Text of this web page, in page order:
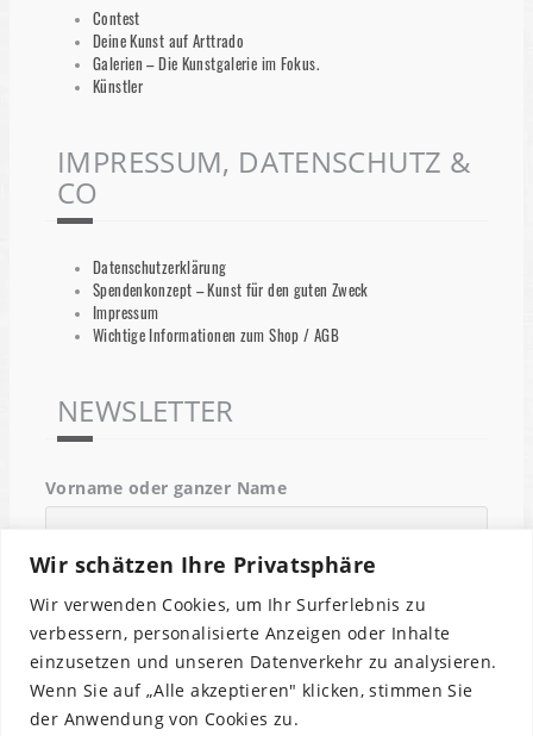
Wir schätzen Ihre Privatsphäre
Wir verwenden Cookies, um Ihr Surferlebnis zu
verbessern, personalisierte Anzeigen oder Inhalte
einzusetzen und unseren Datenverkehr zu analysieren.
Wenn Sie auf „Alle akzeptieren" klicken, stimmen Sie
der Anwendung von Cookies zu.
Contest
Deine Kunst auf Arttrado
Galerien – Die Kunstgalerie im Fokus.
Künstler
IMPRESSUM, DATENSCHUTZ &
CO
Datenschutzerklärung
Spendenkonzept – Kunst für den guten Zweck
Impressum
Wichtige Informationen zum Shop / AGB
NEWSLETTER
Vorname oder ganzer Name
Email
Indem Du fortfährst, akzeptierst Du unsere
Datenschutzerklärung.